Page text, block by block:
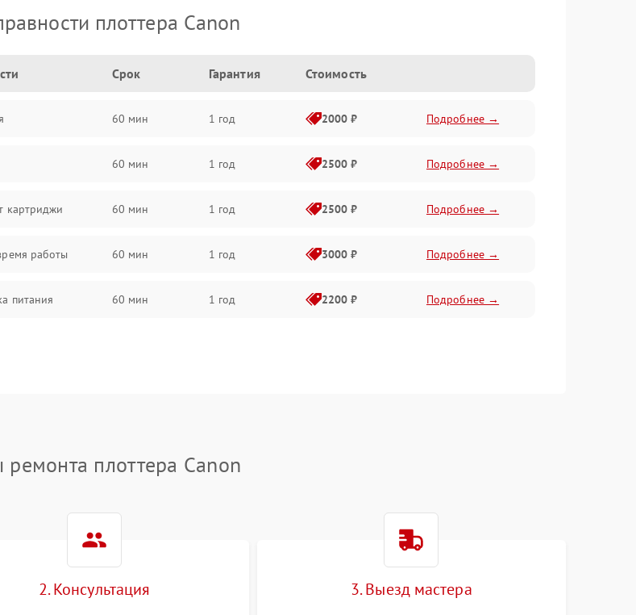
плоттера Canon
Срок Гарантия Стоимость
60 мин 1 год 2000 ₽ Подробнее →
60 мин 1 год 2500 ₽ Подробнее →
картриджи 60 мин 1 год 2500 ₽ Подробнее →
работы 60 мин 1 год 3000 ₽ Подробнее →
питания 60 мин 1 год 2200 ₽ Подробнее →
ремонта плоттера Canon
2. Консультация 3. Выезд мастера